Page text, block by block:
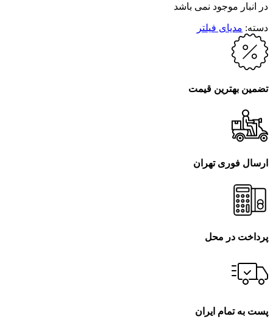
در انبار موجود نمی باشد
دسته: مدیای فیلتر
تضمین بهترین قیمت
ارسال فوری تهران
پرداخت در محل
پست به تمام ایران